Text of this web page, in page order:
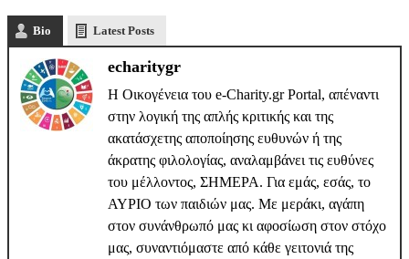
Bio Latest Posts
echaritygr
Η Οικογένεια του e-Charity.gr Portal, απέναντι
στην λογική της απλής κριτικής και της
ακατάσχετης αποποίησης ευθυνών ή της
άκρατης φιλολογίας, αναλαμβάνει τις ευθύνες
του μέλλοντος, ΣΗΜΕΡΑ. Για εμάς, εσάς, το
ΑΥΡΙΟ των παιδιών μας. Με μεράκι, αγάπη
στον συνάνθρωπό μας κι αφοσίωση στον στόχο
μας, συναντιόμαστε από κάθε γειτονιά της